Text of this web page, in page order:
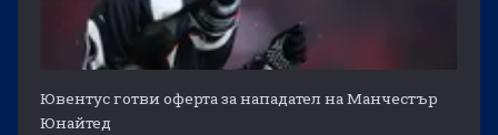
Ювентус готви оферта за нападател на Манчестър
Юнайтед